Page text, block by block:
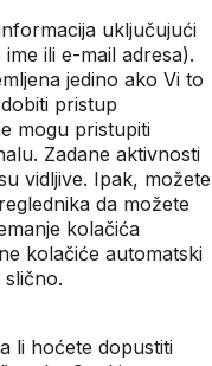
uključujući
ili e-mail adresa).
jedino ako Vi to
pristup
mogu pristupiti
Zadane aktivnosti
vidljive. Ipak, možete
da možete
kolačića
kolačiće automatski
li hoćete dopustiti